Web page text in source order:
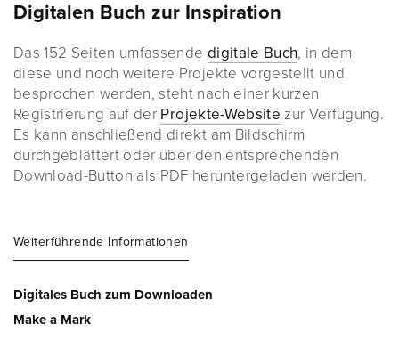
Digitalen Buch zur Inspiration
Das 152 Seiten umfassende digitale Buch, in dem
diese und noch weitere Projekte vorgestellt und
besprochen werden, steht nach einer kurzen
Registrierung auf der Projekte-Website zur Verfügung.
Es kann anschließend direkt am Bildschirm
durchgeblättert oder über den entsprechenden
Download-Button als PDF heruntergeladen werden.
Weiterführende Informationen
Digitales Buch zum Downloaden
Make a Mark